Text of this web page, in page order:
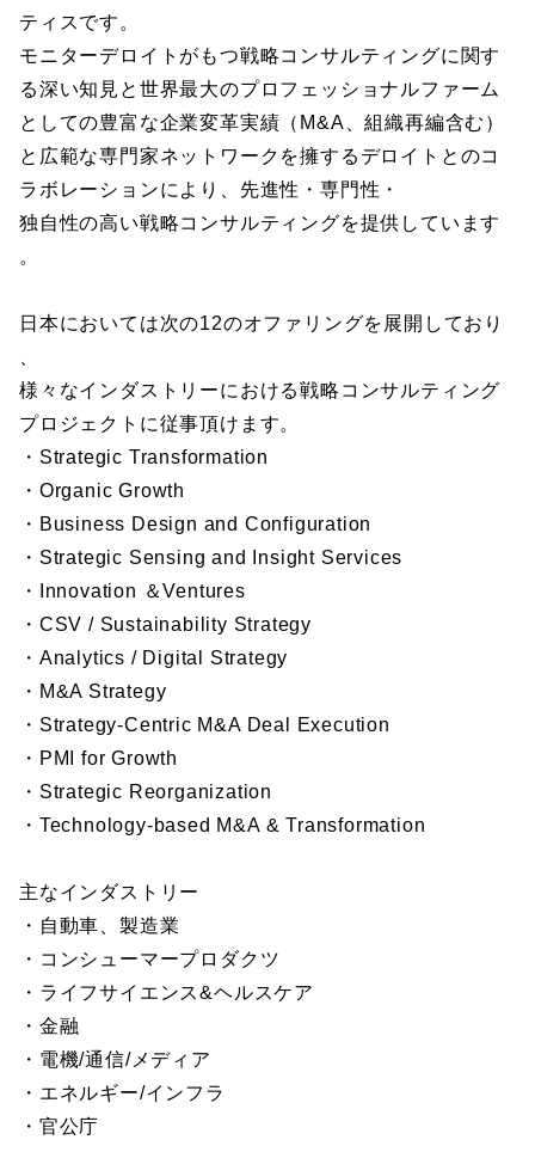
ティスです。
モニターデロイトがもつ戦略コンサルティングに関す
る深い知見と世界最大のプロフェッショナルファーム
としての豊富な企業変革実績（M&A、組織再編含む）
と広範な専門家ネットワークを擁するデロイトとのコ
ラボレーションにより、先進性・専門性・
独自性の高い戦略コンサルティングを提供しています
。
日本においては次の12のオファリングを展開しており
様々なインダストリーにおける戦略コンサルティング
プロジェクトに従事頂けます。
・Strategic Transformation
・Organic Growth
・Business Design and Configuration
・Strategic Sensing and Insight Services
・Innovation ＆Ventures
・CSV / Sustainability Strategy
・Analytics / Digital Strategy
・M&A Strategy
・Strategy-Centric M&A Deal Execution
・PMI for Growth
・Strategic Reorganization
・Technology-based M&A & Transformation
主なインダストリー
・自動車、製造業
・コンシューマープロダクツ
・ライフサイエンス&ヘルスケア
・金融
・電機/通信/メディア
・エネルギー/インフラ
・官公庁